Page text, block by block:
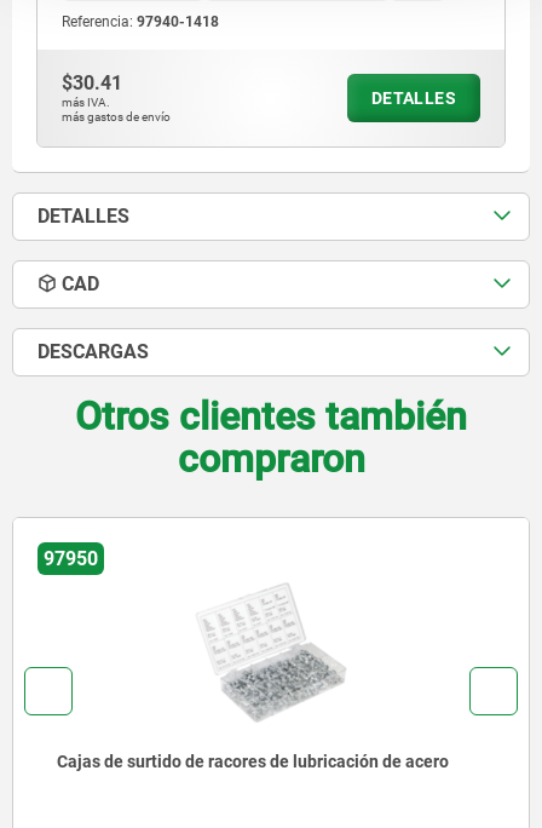
Referencia: 97940-1418
$30.41
más IVA.
más gastos de envío
DETALLES
DETALLES
CAD
DESCARGAS
Otros clientes también
compraron
surtido de racores de lubricación de acero